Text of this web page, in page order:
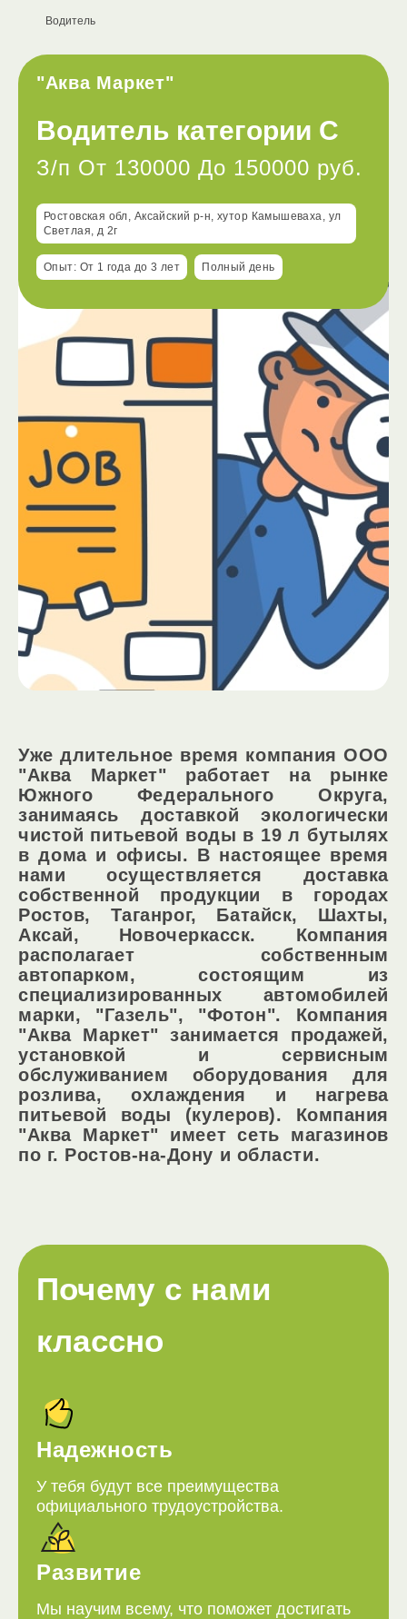
"Аква Маркет"
Водитель
Водитель категории С
З/п От 130000 До 150000 руб.
Ростовская обл, Аксайский р-н, хутор Камышеваха, ул
Светлая, д 2г
Опыт: От 1 года до 3 лет Полный день
Уже длительное время компания ООО
"Аква Маркет" работает на рынке
Южного Федерального Округа,
занимаясь доставкой экологически
чистой питьевой воды в 19 л бутылях
в дома и офисы. В настоящее время
нами осуществляется доставка
cобственной продукции в городах
Ростов, Таганрог, Батайск, Шахты,
Аксай, Новочеркасск. Компания
располагает собственным
автопарком, состоящим из
специализированных автомобилей
марки, "Газель", "Фотон". Компания
"Аква Маркет" занимается продажей,
установкой и сервисным
обслуживанием оборудования для
розлива, охлаждения и нагрева
питьевой воды (кулеров). Компания
"Аква Маркет" имеет сеть магазинов
по г. Ростов-на-Дону и области.
Почему с нами
классно
Надежность
У тебя будут все преимущества
официального трудоустройства.
Развитие
Мы научим всему, что поможет достигать